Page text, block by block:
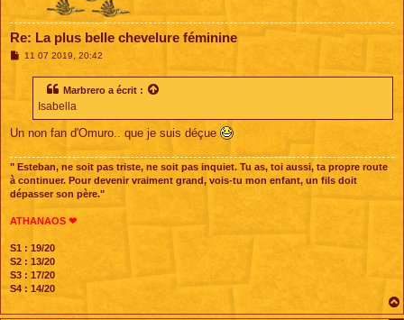
Re: La plus belle chevelure féminine
M11 07 2019, 20:42
Marbrero a écrit :
Isabella
Un non fan d'Omuro.. que je suis déçue
" Esteban, ne soit pas triste, ne soit pas inquiet. Tu as, toi aussi, ta propre route
à continuer. Pour devenir vraiment grand, vois-tu mon enfant, un fils doit
dépasser son père."
ATHANAOS ❤
S1 : 19/20
S2 : 13/20
S3 : 17/20
S4 : 14/20